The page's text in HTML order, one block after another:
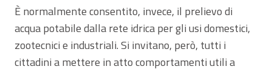
È normalmente consentito, invece, il prelievo di
acqua potabile dalla rete idrica per gli usi domestici,
zootecnici e industriali. Si invitano, però, tutti i
cittadini a mettere in atto comportamenti utili a